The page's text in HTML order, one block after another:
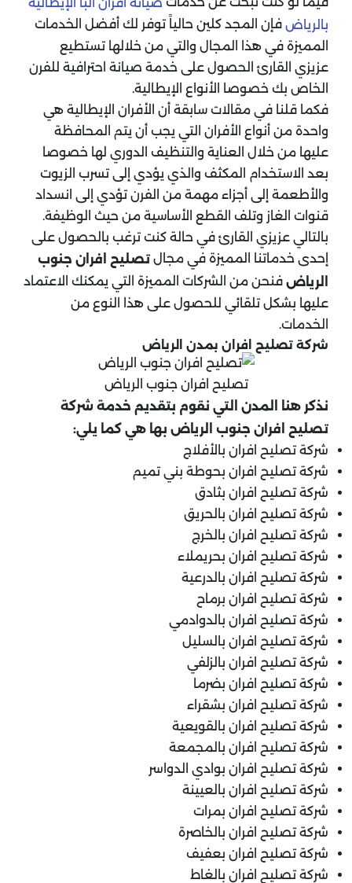
بالرياض فإن المجد كلين حالياً توفر لك أفضل الخدمات
المميزة في هذا المجال والتي من خلالها تستطيع
عزيزي القارئ الحصول على خدمة صيانة احترافية للفرن
الخاص بك خصوصا الأنواع الإيطالية.
فكما قلنا في مقالات سابقة أن الأفران الإيطالية هي
واحدة من أنواع الأفران التي يجب أن يتم المحافظة
عليها من خلال العناية والتنظيف الدوري لها خصوصا
بعد الاستخدام المكثف والذي يؤدي إلى تسرب الزيوت
والأطعمة إلى أجزاء مهمة من الفرن تؤدي إلى انسداد
قنوات الغاز وتلف القطع الأساسية من حيث الوظيفة.
بالتالي عزيزي القارئ في حالة كنت ترغب بالحصول على
إحدى خدماتنا المميزة في مجال تصليح افران جنوب
الرياض فنحن من الشركات المميزة التي يمكنك الاعتماد
عليها بشكل تلقائي للحصول على هذا النوع من
الخدمات.
شركة تصليح افران بمدن الرياض
تصليح افران جنوب الرياض
نذكر هنا المدن التي نقوم بتقديم خدمة شركة
تصليح افران جنوب الرياض بها هي كما يلي:
شركة تصليح افران بالأفلاج
شركة تصليح افران بحوطة بني تميم
شركة تصليح افران بثادق
شركة تصليح افران بالحريق
شركة تصليح افران بالخرج
شركة تصليح افران بحريملاء
شركة تصليح افران بالدرعية
شركة تصليح افران برماح
شركة تصليح افران بالدوادمي
شركة تصليح افران بالسليل
شركة تصليح افران بالزلفي
شركة تصليح افران بضرما
شركة تصليح افران بشقراء
شركة تصليح افران بالقويعية
شركة تصليح افران بالمجمعة
شركة تصليح افران بوادي الدواسر
شركة تصليح افران بالعيينة
شركة تصليح افران بمرات
شركة تصليح افران بالخاصرة
شركة تصليح افران بعفيف
شركة تصليح افران بالغاط